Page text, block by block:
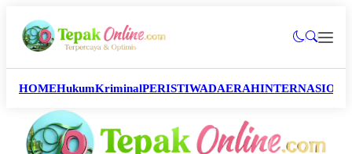
HOMEHukumKriminalPERISTIWADAERAH